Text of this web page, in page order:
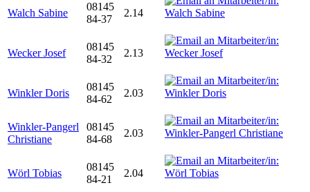
Walch Sabine
08145
84-37
2.14
Wecker Josef
08145
84-32
2.13
Winkler Doris
08145
84-62
2.03
Winkler-Pangerl
Christiane
08145
84-68
2.03
Wörl Tobias
08145
84-21
2.04